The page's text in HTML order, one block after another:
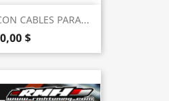
CABLES PARA...
0,00 $